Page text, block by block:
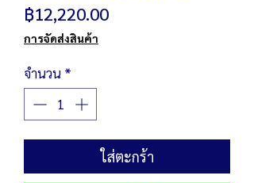
฿12,220.00ราคา
การจัดส่งสินค้า
จำนวน *
ใส่ตะกร้า